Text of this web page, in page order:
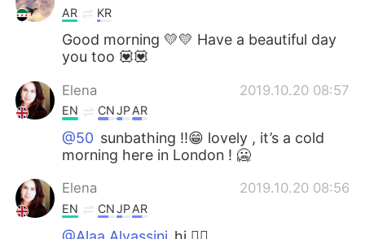
AR KR
Good morning 💛💛 Have a beautiful day
you too 💟💟
Elena 2019.10.20 08:57
EN CNJPAR
@50 sunbathing !!😁 lovely , it’s a cold
morning here in London ! 🥶
Elena 2019.10.20 08:56
EN CNJPAR